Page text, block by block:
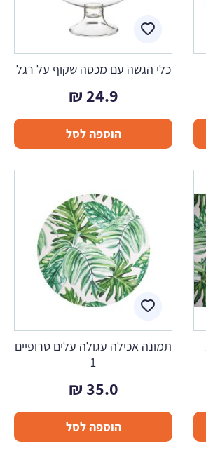
כלי הגשה עם מכסה שקוף על רגל
24.9
₪
הוספה לסל
תמונה אכילה עגולה עלים טרופיים
1
35.0
₪
הוספה לסל